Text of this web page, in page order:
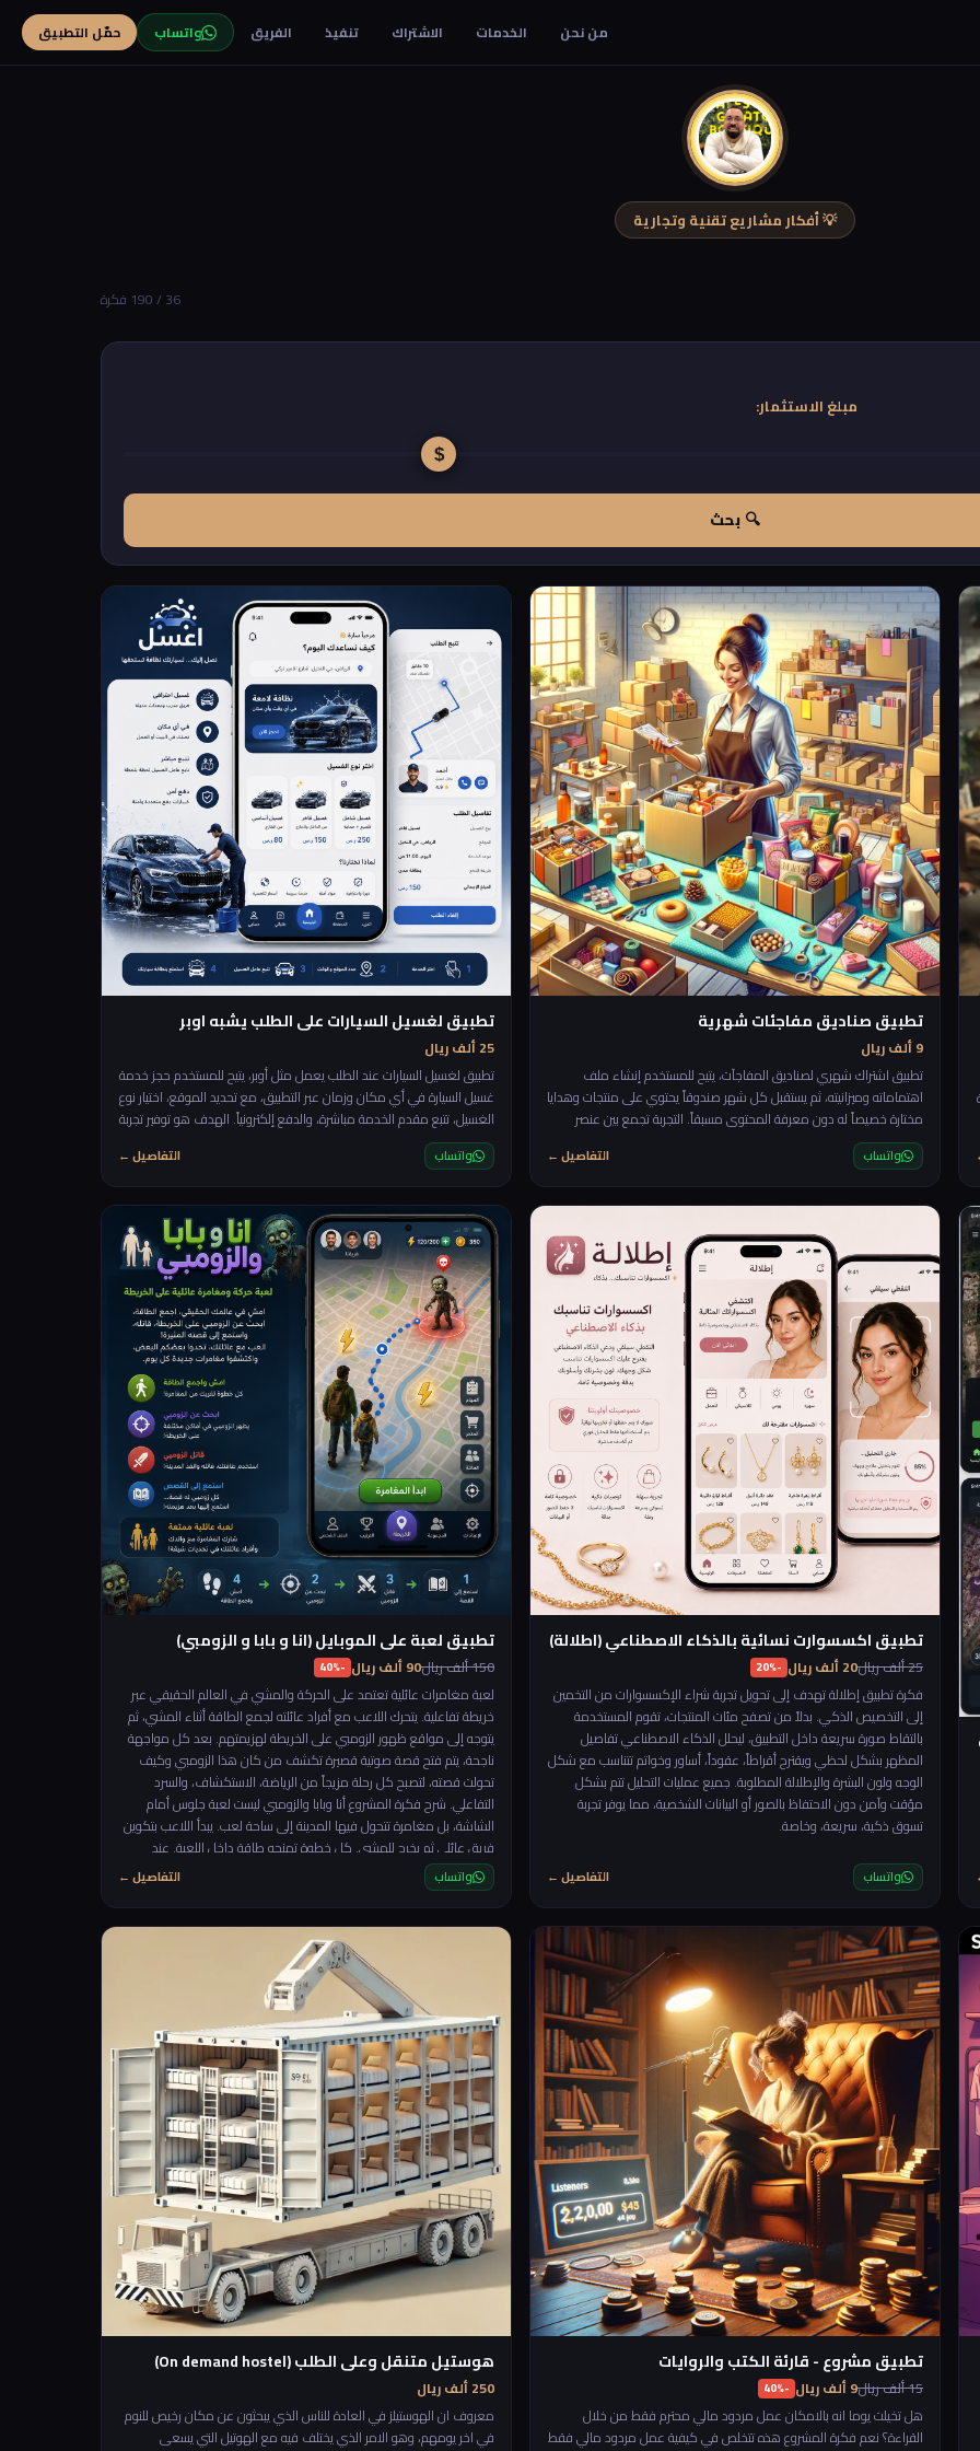
من نحن الخدمات الاشتراك تنفيذ الفريق واتساب حمّل التطبيق
💡 أفكار مشاريع تقنية وتجارية
36 / 190 فكرة
مبلغ الاستثمار:
🔍 بحث
تطبيق صناديق مفاجئات شهرية
9 ألف ريال
تطبيق اشتراك شهري لصناديق المفاجآت، يتيح للمستخدم إنشاء ملف
اهتماماته وميزانيته، ثم يستقبل كل شهر صندوقاً يحتوي على منتجات وهدايا
مختارة خصيصاً له دون معرفة المحتوى مسبقاً. التجربة تجمع بين عنصر
التشويق، التخصيص، ومتعة الاكتشاف، مع إمكانية تقييم الصناديق لتحسين
الاختيارات القادمة. 🎁✨
واتساب التفاصيل ←
تطبيق لغسيل السيارات على الطلب يشبه اوبر
25 ألف ريال
تطبيق لغسيل السيارات عند الطلب يعمل مثل أوبر، يتيح للمستخدم حجز خدمة
غسيل السيارة في أي مكان وزمان عبر التطبيق، مع تحديد الموقع، اختيار نوع
الغسيل، تتبع مقدم الخدمة مباشرة، والدفع إلكترونياً. الهدف هو توفير تجربة
سريعة ومريحة دون الحاجة للذهاب إلى المغسلة.
واتساب التفاصيل ←
تطبيق اكسسوارت نسائية بالذكاء الاصطناعي (اطلالة)
25 ألف ريال 20 ألف ريال -20%
فكرة تطبيق إطلالة تهدف إلى تحويل تجربة شراء الإكسسوارات من التخمين
إلى التخصيص الذكي. بدلاً من تصفح مئات المنتجات، تقوم المستخدمة
بالتقاط صورة سريعة داخل التطبيق، ليحلل الذكاء الاصطناعي تفاصيل
المظهر بشكل لحظي ويقترح أقراطاً، عقوداً، أساور وخواتم تتناسب مع شكل
الوجه ولون البشرة والإطلالة المطلوبة. جميع عمليات التحليل تتم بشكل
مؤقت وآمن دون الاحتفاظ بالصور أو البيانات الشخصية، مما يوفر تجربة
تسوق ذكية، سريعة، وخاصة.
واتساب التفاصيل ←
تطبيق لعبة على الموبايل (انا و بابا و الزومبي)
150 ألف ريال 90 ألف ريال -40%
لعبة مغامرات عائلية تعتمد على الحركة والمشي في العالم الحقيقي عبر
خريطة تفاعلية. يتحرك اللاعب مع أفراد عائلته لجمع الطاقة أثناء المشي، ثم
يتوجه إلى مواقع ظهور الزومبي على الخريطة لهزيمتهم. بعد كل مواجهة
ناجحة، يتم فتح قصة صوتية قصيرة تكشف من كان هذا الزومبي وكيف
تحولت قصته، لتصبح كل رحلة مزيجاً من الرياضة، الاستكشاف، والسرد
التفاعلي. شرح فكرة المشروع أنا وبابا والزومبي ليست لعبة جلوس أمام
الشاشة، بل مغامرة تتحول فيها المدينة إلى ساحة لعب. يبدأ اللاعب بتكوين
فريق عائلي ثم يخرج للمشي. كل خطوة تمنحه طاقة داخل اللعبة. عند
الوصول إلى مستوى طاقة معين يظهر زومبي في موقع جديد على
الخريطة، وعلى الفريق الوصول إليه والقضاء عليه. بعد الانتصار، لا ينتهي
الأمر… بل يبدأ جزء جديد: يتم تشغيل قصة صوتية قصيرة تكشف خلفية ذلك
الزومبي، أسراره، أو رسالته، ثم يظهر تحدٍ جديد في مكان مختلف. اللعبة
تشجع على: 🚶 الحركة اليومية 👨‍👩‍👧 اللعب العائلي 🗺️ استكشاف
الأماكن 🎧 الاستماع للقصص والمغامرات 🏆 تحقيق إنجازات جماعية
واتساب التفاصيل ←
تطبيق مشروع - قارئة الكتب والروايات
15 ألف ريال 9 ألف ريال -40%
هل تخيلت يوما انه بالامكان عمل مردود مالي محترم فقط من خلال
القراءة؟ نعم فكرة المشروع هذه تتخلص في كيفية عمل مردود مالي فقط
هوستيل متنقل وعلى الطلب (On demand hostel)
250 ألف ريال
معروف ان الهوستيلز في العادة للناس الذي يبحثون عن مكان رخيص للنوم
في اخر يومهم، وهو الامر الذي يختلف فيه مع الهوتيل التي يسعى